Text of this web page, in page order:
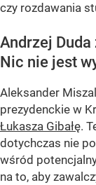
czy rozdawania
Andrzej
Nic nie jest
Aleksander
prezydenckie w
Łukasza Gibałę.
dotychczas nie
wśród
na to, aby